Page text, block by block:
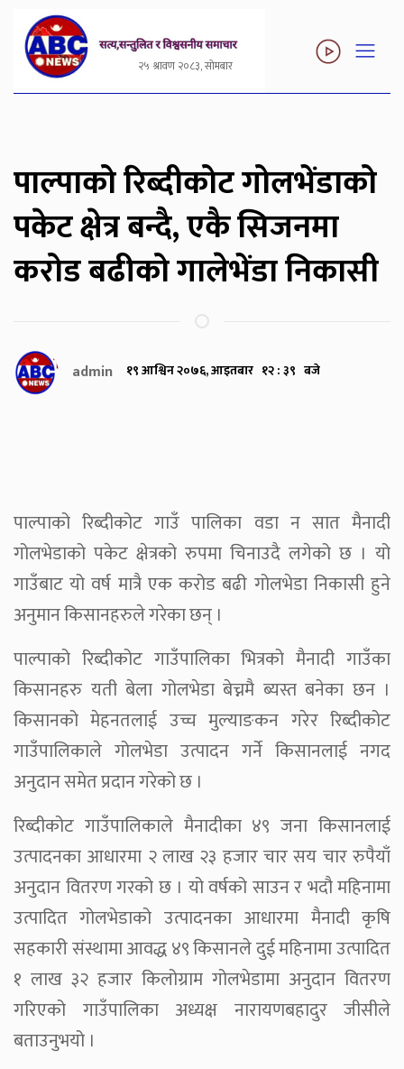
२५ श्रावण २०८३, सोमबार
पाल्पाको रिब्दीकोट गोलभेंडाको
पकेट क्षेत्र बन्दै, एकै सिजनमा
करोड बढीको गालेभेंडा निकासी
admin १९ आश्विन २०७६, आइतबार १२ : ३९ बजे
पाल्पाको रिब्दीकोट गाउँ पालिका वडा न सात मैनादी
गोलभेडाको पकेट क्षेत्रको रुपमा चिनाउदै लगेको छ । यो
गाउँबाट यो वर्ष मात्रै एक करोड बढी गोलभेडा निकासी हुने
अनुमान किसानहरुले गरेका छन् ।
पाल्पाको रिब्दीकोट गाउँपालिका भित्रको मैनादी गाउँका
किसानहरु यती बेला गोलभेडा बेच्नमै ब्यस्त बनेका छन ।
किसानको मेहनतलाई उच्च मुल्याङकन गरेर रिब्दीकोट
गाउँपालिकाले गोलभेडा उत्पादन गर्ने किसानलाई नगद
अनुदान समेत प्रदान गरेको छ ।
रिब्दीकोट गाउँपालिकाले मैनादीका ४९ जना किसानलाई
उत्पादनका आधारमा २ लाख २३ हजार चार सय चार रुपैयाँ
अनुदान वितरण गरको छ । यो वर्षको साउन र भदौ महिनामा
उत्पादित गोलभेडाको उत्पादनका आधारमा मैनादी कृषि
सहकारी संस्थामा आवद्ध ४९ किसानले दुई महिनामा उत्पादित
१ लाख ३२ हजार किलोग्राम गोलभेडामा अनुदान वितरण
गरिएको गाउँपालिका अध्यक्ष नारायणबहादुर जीसीले
बताउनुभयो ।